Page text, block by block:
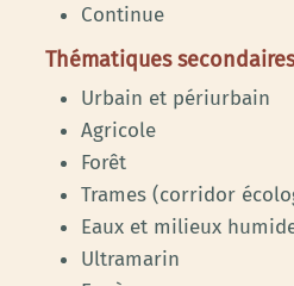
Continue
Thématiques secondaires
Urbain et périurbain
Agricole
Forêt
Trames (corridor
Eaux et milieux
Ultramarin